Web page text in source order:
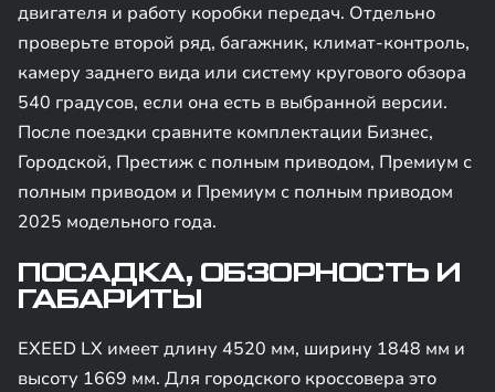
двигателя и работу коробки передач. Отдельно
проверьте второй ряд, багажник, климат-контроль,
камеру заднего вида или систему кругового обзора
540 градусов, если она есть в выбранной версии.
После поездки сравните комплектации Бизнес,
Городской, Престиж с полным приводом, Премиум с
полным приводом и Премиум с полным приводом
2025 модельного года.
ПОСАДКА, ОБЗОРНОСТЬ И
ГАБАРИТЫ
EXEED LX имеет длину 4520 мм, ширину 1848 мм и
высоту 1669 мм. Для городского кроссовера это